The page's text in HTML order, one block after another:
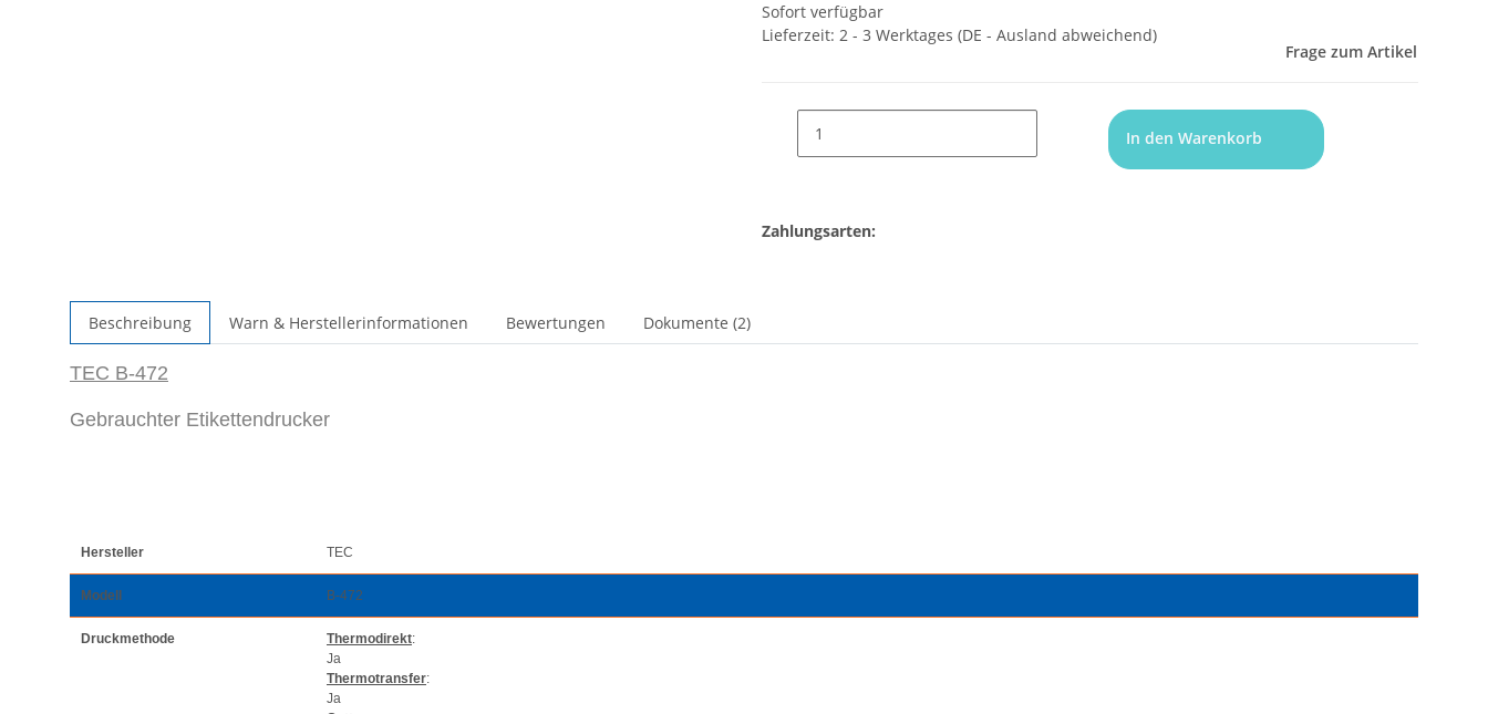
Sofort verfügbar
Lieferzeit: 2 - 3 Werktages (DE - Ausland abweichend)
Frage zum Artikel
In den Warenkorb
Zahlungsarten:
Beschreibung Warn & Herstellerinformationen Bewertungen Dokumente (2)
TEC B-472
Gebrauchter Etikettendrucker
Hersteller TEC
Modell B-472
Druckmethode Thermodirekt:
Ja
Thermotransfer:
Ja